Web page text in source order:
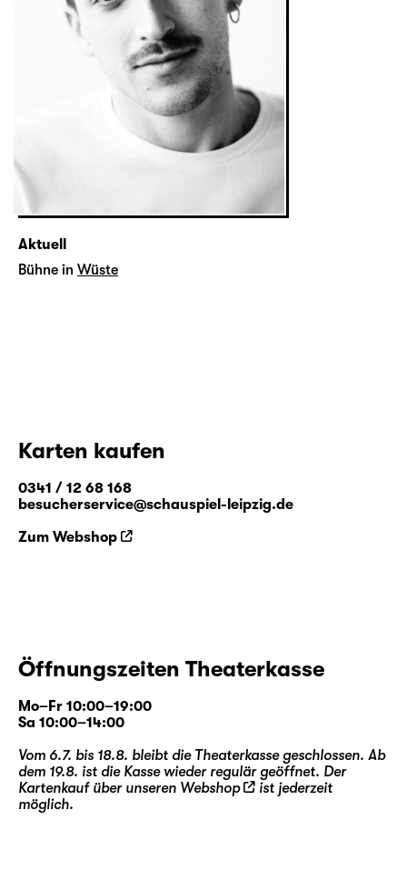
Aktuell
Bühne in Wüste
Karten kaufen
0341 / 12 68 168
besucherservice@schauspiel-leipzig.de
Zum Webshop
Öffnungszeiten Theaterkasse
Mo–Fr 10:00–19:00
Sa 10:00–14:00
Vom 6.7. bis 18.8. bleibt die Theaterkasse geschlossen. Ab
dem 19.8. ist die Kasse wieder regulär geöffnet. Der
Kartenkauf über unseren Webshop
ist jederzeit
möglich.